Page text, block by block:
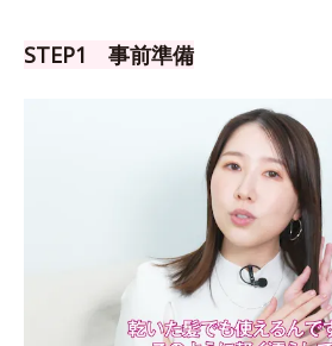
STEP1 事前準備